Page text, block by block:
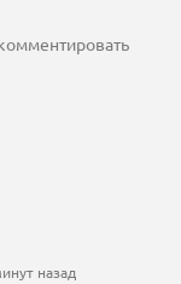
назад